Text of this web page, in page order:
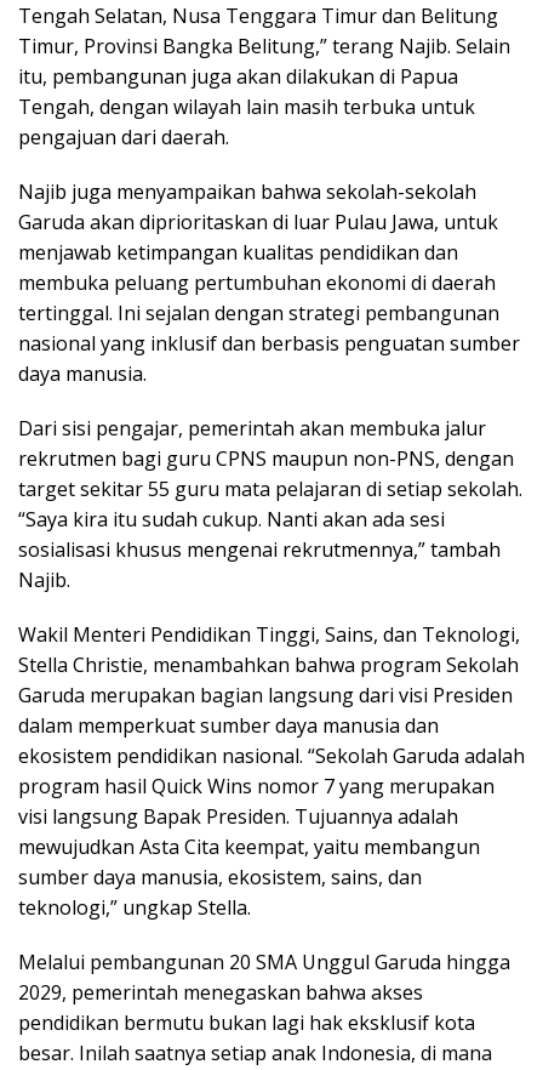
Tengah Selatan, Nusa Tenggara Timur dan Belitung
Timur, Provinsi Bangka Belitung,” terang Najib. Selain
itu, pembangunan juga akan dilakukan di Papua
Tengah, dengan wilayah lain masih terbuka untuk
pengajuan dari daerah.
Najib juga menyampaikan bahwa sekolah-sekolah
Garuda akan diprioritaskan di luar Pulau Jawa, untuk
menjawab ketimpangan kualitas pendidikan dan
membuka peluang pertumbuhan ekonomi di daerah
tertinggal. Ini sejalan dengan strategi pembangunan
nasional yang inklusif dan berbasis penguatan sumber
daya manusia.
Dari sisi pengajar, pemerintah akan membuka jalur
rekrutmen bagi guru CPNS maupun non-PNS, dengan
target sekitar 55 guru mata pelajaran di setiap sekolah.
“Saya kira itu sudah cukup. Nanti akan ada sesi
sosialisasi khusus mengenai rekrutmennya,” tambah
Najib.
Wakil Menteri Pendidikan Tinggi, Sains, dan Teknologi,
Stella Christie, menambahkan bahwa program Sekolah
Garuda merupakan bagian langsung dari visi Presiden
dalam memperkuat sumber daya manusia dan
ekosistem pendidikan nasional. “Sekolah Garuda adalah
program hasil Quick Wins nomor 7 yang merupakan
visi langsung Bapak Presiden. Tujuannya adalah
mewujudkan Asta Cita keempat, yaitu membangun
sumber daya manusia, ekosistem, sains, dan
teknologi,” ungkap Stella.
Melalui pembangunan 20 SMA Unggul Garuda hingga
2029, pemerintah menegaskan bahwa akses
pendidikan bermutu bukan lagi hak eksklusif kota
besar. Inilah saatnya setiap anak Indonesia, di mana